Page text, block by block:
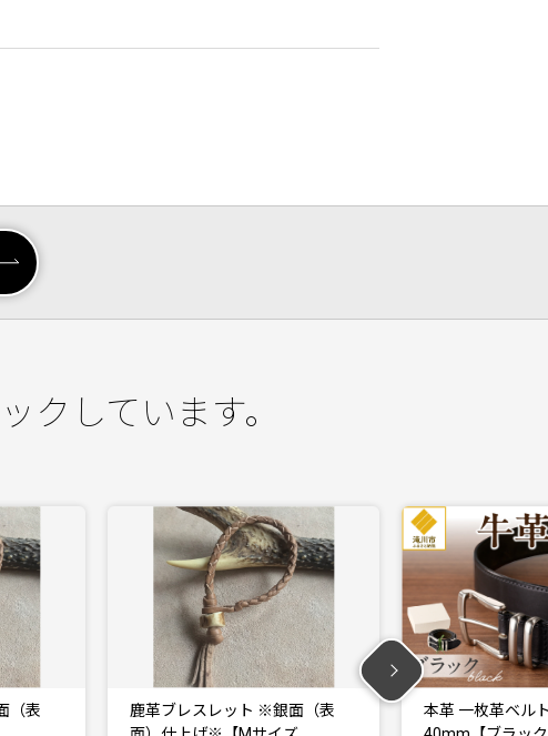
クしています。
（表
本革 一枚革ベルト 4mm厚 幅
本革 一枚革ベル